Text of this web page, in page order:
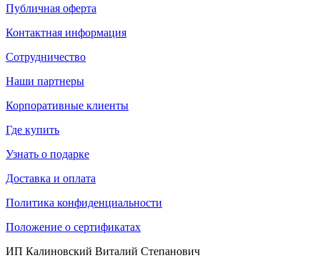
Публичная оферта
Контактная информация
Сотрудничество
Наши партнеры
Корпоративные клиенты
Где купить
Узнать о подарке
Доставка и оплата
Политика конфиденциальности
Положение о сертификатах
ИП Калиновский Виталий Степанович